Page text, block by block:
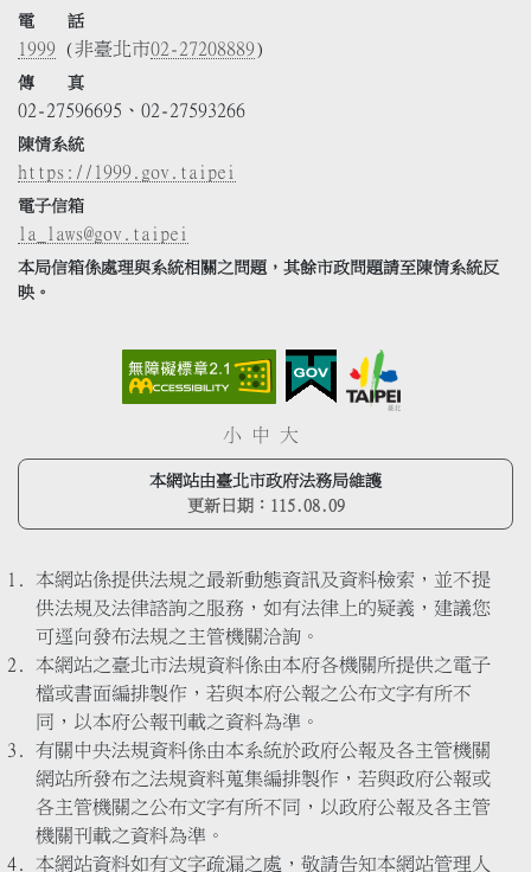
電 話
1999 (非臺北市02-27208889)
傳 真
02-27596695、02-27593266
陳情系統
https://1999.gov.taipei
電子信箱
la_laws@gov.taipei
本局信箱係處理與系統相關之問題，其餘市政問題請至陳情系統反
映。
小 中 大
本網站由臺北市政府法務局維護
更新日期： 115.08.09
本網站係提供法規之最新動態資訊及資料檢索，並不提
供法規及法律諮詢之服務，如有法律上的疑義，建議您
可逕向發布法規之主管機關洽詢。
本網站之臺北市法規資料係由本府各機關所提供之電子
檔或書面編排製作，若與本府公報之公布文字有所不
同，以本府公報刊載之資料為準。
有關中央法規資料係由本系統於政府公報及各主管機關
網站所發布之法規資料蒐集編排製作，若與政府公報或
各主管機關之公布文字有所不同，以政府公報及各主管
機關刊載之資料為準。
本網站資料如有文字疏漏之處，敬請告知本網站管理人